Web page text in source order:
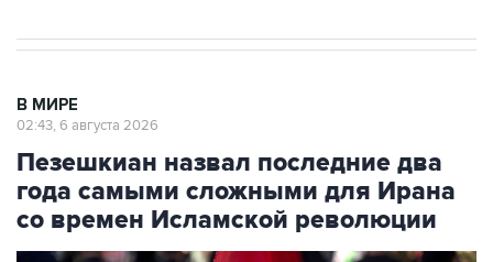
В МИРЕ
02:43, 6 августа 2026
Пезешкиан назвал последние два
года самыми сложными для Ирана
со времен Исламской революции